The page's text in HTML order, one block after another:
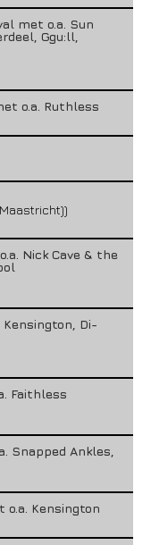
met o.a. Sun
Ggu:ll,
o.a. Ruthless
Nick Cave & the
Kensington, Di-
Faithless
Snapped Ankles,
Kensington